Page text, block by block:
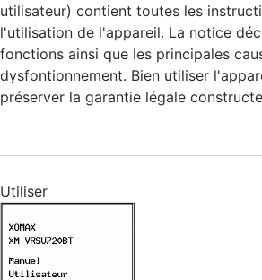
utilisateur) contient toutes les
l'utilisation de l'appareil. La notice
fonctions ainsi que les principales
dysfontionnement. Bien utiliser
préserver la garantie légale
Utiliser